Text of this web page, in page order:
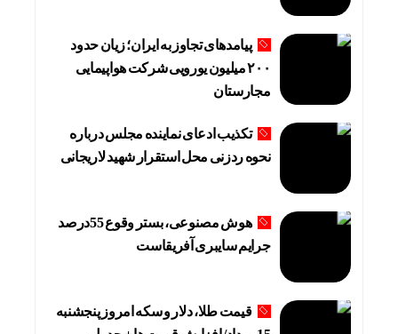
پیامدهای تجاوز به ایران؛ زیان حدود
۲۰۰ میلیون یورویی شرکت هواپیمایی
مجارستان
تکذیب ادعای نماینده مجلس درباره
نحوه ردزنی محل استقرار شهید لاریجانی
هوش مصنوعی، بستر وقوع 55درصد
جرایم سایبری آفریقاست
قیمت طلا، دلار و سکه امروز پنجشنبه